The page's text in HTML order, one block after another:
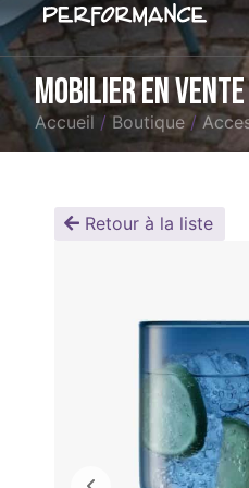
Mobilier en vente
Accueil / Boutique /
Retour à la liste